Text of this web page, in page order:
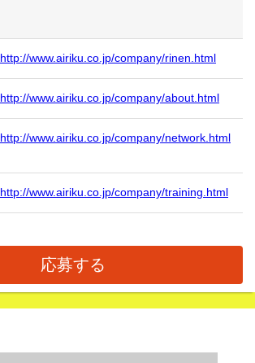
http://www.airiku.co.jp/company/rinen.html
http://www.airiku.co.jp/company/about.html
http://www.airiku.co.jp/company/network.html
http://www.airiku.co.jp/company/training.html
応募する